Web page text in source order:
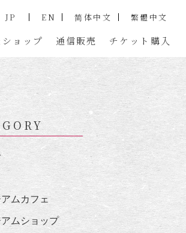
ョップ 通信販売 チケット 購入
JP EN 简体中文 繁體中文
ムカフェ
ムショップ